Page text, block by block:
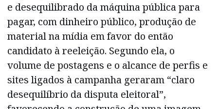
e desequilibrado da máquina pública para
pagar, com dinheiro público, produção de
material na mídia em favor do então
candidato à reeleição. Segundo ela, o
volume de postagens e o alcance de perfis e
sites ligados à campanha geraram “claro
desequilíbrio da disputa eleitoral”,